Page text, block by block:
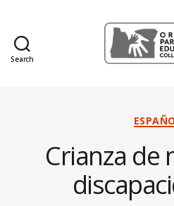
Search
Crianza de